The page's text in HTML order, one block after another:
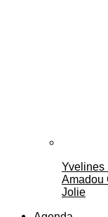
Yvelines
Amadou
Jolie